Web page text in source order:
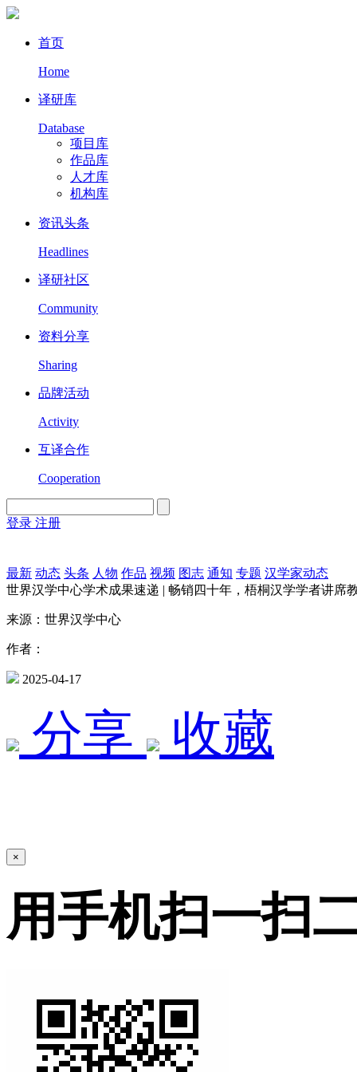
首页
Home
译研库
Database
项目库
作品库
人才库
机构库
资讯头条
Headlines
译研社区
Community
资料分享
Sharing
品牌活动
Activity
互译合作
Cooperation
登录 注册
最新 动态 头条 人物 作品 视频 图志 通知 专题 汉学家动态
世界汉学中心学术成果速递 | 畅销四十年，梧桐汉学学者讲席
来源：世界汉学中心
作者：
2025-04-17
分享 收藏
×
用手机扫一扫